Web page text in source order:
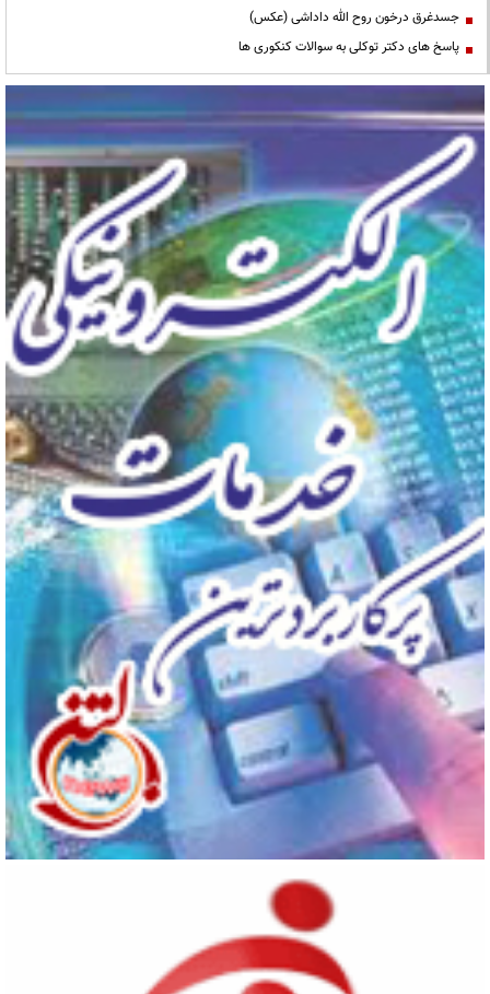
جسدغرق درخون روح الله داداشی (عکس)
پاسخ های دکتر توکلی به سوالات کنکوری ها